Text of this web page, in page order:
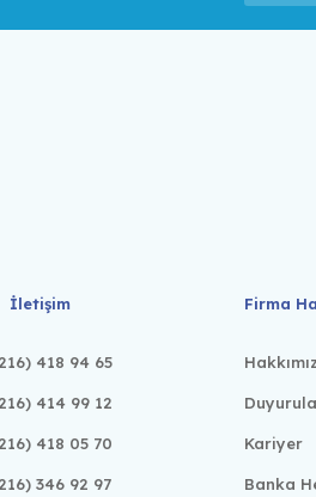
İletişim
418 94 65
414 99 12
418 05 70
346 92 97
Firma
Kariyer
Banka